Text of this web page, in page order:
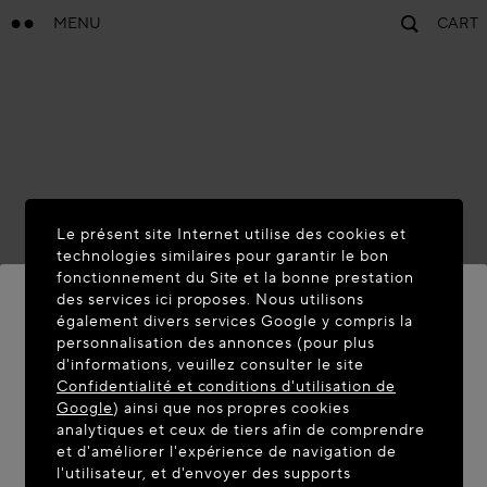
MENU CART
BIENVENUE SUR MAISON-
ALAIA.COM
Vous semblez être dans le pays suivant : United
States. Souhaitez-vous mettre à jour votre
localisation ?
Le présent site Internet utilise des cookies et
technologies similaires pour garantir le bon
fonctionnement du Site et la bonne prestation
des services ici proposes. Nous utilisons
également divers services Google y compris la
personnalisation des annonces (pour plus
d'informations, veuillez consulter le site
Confidentialité et conditions d'utilisation de
Google) ainsi que nos propres cookies
analytiques et ceux de tiers afin de comprendre
et d'améliorer l'expérience de navigation de
l'utilisateur, et d'envoyer des supports